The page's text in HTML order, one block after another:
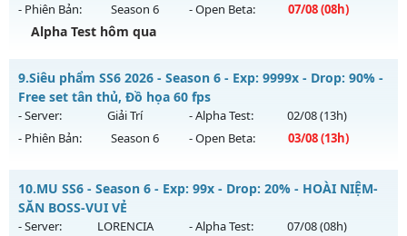
Exp: 9999x - Drop: 999%
Kiểu reset: Reset In Game
Thể loại: Mu Custom thêm đồ mới
Antihack: Anti
- Phiên Bản:
Season 6 - Open Beta: 07/08(08h)
Alpha Test hôm qua
++ MU HÙNG BÁ ++ - Siêu Phẩm MU
Mu mới ra tháng 08 2026 - Mở máy chủ
ngày 07/08/2626
Exp: 200x - Drop: 10%
Thể loại: Mu Nguyên bản Webzen
Antihack: Shark Shield
9.Siêu phẩm SS6 2026 - Season 6 - Exp: 9999x - Drop: 90% -
Free set tân thủ, Đồ họa 60 fps
- Server: Giải Trí - Alpha Test: 02/08(13h)
- Phiên Bản:
Season 6 - Open Beta: 03/08(13h)
Siêu phẩm SS6 2026 - Free set tân thủ, Đồ họa 60 fps
Mu mới ra tháng 08 2026 - Mở máy chủ
ngày 03/08/2626
10.MU SS6 - Season 6 - Exp: 99x - Drop: 20% - HOÀI NIỆM-
SĂN BOSS-VUI VẺ
- Server: LORENCIA - Alpha Test: 07/08(08h)